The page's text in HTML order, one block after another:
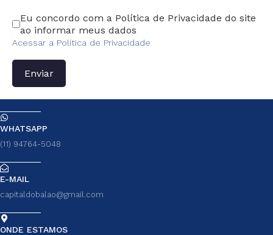
Eu concordo com a Política de Privacidade do site
ao informar meus dados
Acessar a Política de Privacidade
Enviar
WHATSAPP
(11) 94764-5048
E-MAIL
capitaldobalao@gmail.com
ONDE ESTAMOS